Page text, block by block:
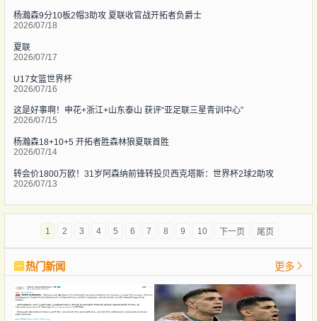
杨瀚森9分10板2帽3助攻 夏联收官战开拓者负爵士
2026/07/18
夏联
2026/07/17
U17女篮世界杯
2026/07/16
这是好事啊！申花+浙江+山东泰山 获评“亚足联三星青训中心”
2026/07/15
杨瀚森18+10+5 开拓者胜森林狼夏联首胜
2026/07/14
转会价1800万欧！31岁阿森纳前锋转投贝西克塔斯：世界杯2球2助攻
2026/07/13
1 2 3 4 5 6 7 8 9 10 下一页 尾页
热门新闻 更多